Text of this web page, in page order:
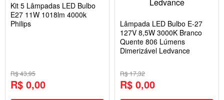
Kit 5 Lâmpadas LED Bulbo
E27 11W 1018lm 4000k
Philips
R$ 43,95
R$ 0,00
Lâmpada LED Bulbo E-27
127V 8,5W 3000K Branco
Quente 806 Lúmens
Dimerizável Ledvance
R$ 17,32
R$ 0,00